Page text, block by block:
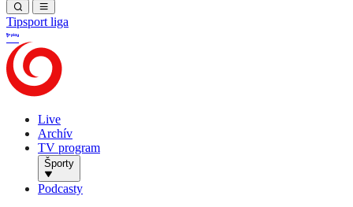
Tipsport liga
Live
Archív
TV program
Športy
Podcasty